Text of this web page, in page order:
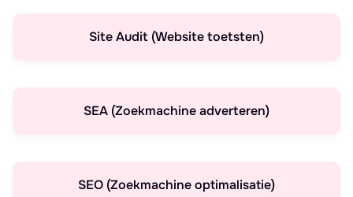
Site Audit (Website toetsten)
SEA (Zoekmachine adverteren)
SEO (Zoekmachine optimalisatie)